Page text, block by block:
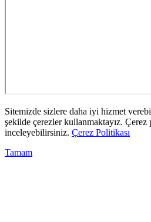
Sitemizde sizlere daha iyi hizmet
şekilde çerezler kullanmaktayız. Çerez
inceleyebilirsiniz. Çerez Politikası
Tamam